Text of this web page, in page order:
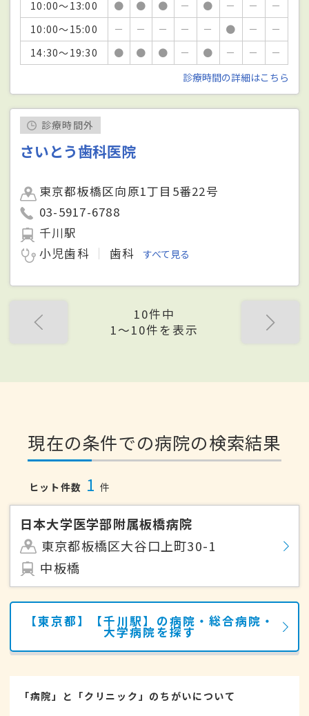
10:00～13:00 ● ● ● － ● － －
－
10:00～15:00
－ － － － － ● －
－
14:30～19:30
● ● ● － ● － －
－
診療時間の詳細はこちら
診療時間外
さいとう歯科医院
東京都板橋区向原1丁目5番22号
03-5917-6788
千川駅
小児歯科
歯科 すべて見る
10件中
1〜10件を表示
現在の条件での病院の検索結果
ヒット件数 1 件
日本大学医学部附属板橋病院
東京都板橋区大谷口上町30-1
中板橋
【東京都】【千川駅】の病院・総合病院・
大学病院を探す
「病院」と「クリニック」のちがいについて